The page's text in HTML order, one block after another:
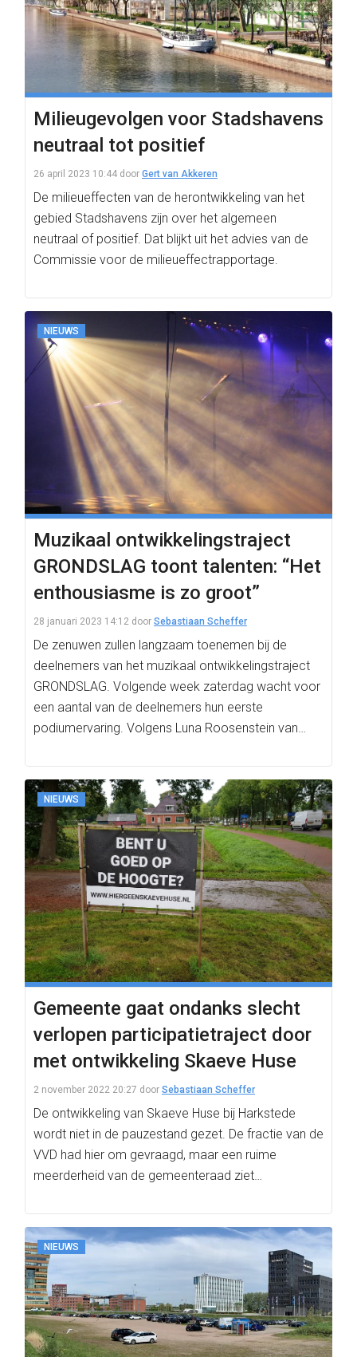
Milieugevolgen voor Stadshavens
neutraal tot positief
26 april 2023 10:44 door Gert van Akkeren
De milieueffecten van de herontwikkeling van het
gebied Stadshavens zijn over het algemeen
neutraal of positief. Dat blijkt uit het advies van de
Commissie voor de milieueffectrapportage.
NIEUWS
Muzikaal ontwikkelingstraject
GRONDSLAG toont talenten: “Het
enthousiasme is zo groot”
28 januari 2023 14:12 door Sebastiaan Scheffer
De zenuwen zullen langzaam toenemen bij de
deelnemers van het muzikaal ontwikkelingstraject
GRONDSLAG. Volgende week zaterdag wacht voor
een aantal van de deelnemers hun eerste
podiumervaring. Volgens Luna Roosenstein van…
NIEUWS
Gemeente gaat ondanks slecht
verlopen participatietraject door
met ontwikkeling Skaeve Huse
2 november 2022 20:27 door Sebastiaan Scheffer
De ontwikkeling van Skaeve Huse bij Harkstede
wordt niet in de pauzestand gezet. De fractie van de
VVD had hier om gevraagd, maar een ruime
meerderheid van de gemeenteraad ziet…
NIEUWS